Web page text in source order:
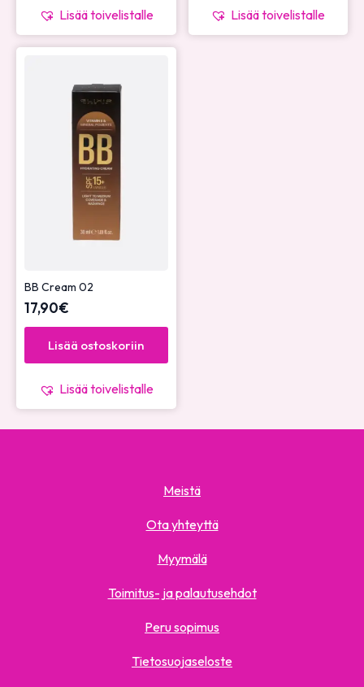
Lisää toivelistalle Lisää toivelistalle
BB Cream 02
17,90€
Lisää ostoskoriin
Lisää toivelistalle
Meistä
Ota yhteyttä
Myymälä
Toimitus- ja palautusehdot
Peru sopimus
Tietosuojaseloste